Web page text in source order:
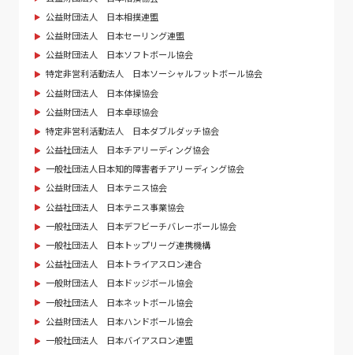
公益財団法人 日本相撲連盟
公益財団法人 日本セーリング連盟
公益財団法人 日本ソフトボール協会
特定非営利活動法人 日本ソーシャルフットボール協会
公益財団法人 日本体操協会
公益財団法人 日本卓球協会
特定非営利活動法人 日本ダブルダッチ協会
公益社団法人 日本チアリーディング協会
一般社団法人日本知的障害者チアリーディング協会
公益財団法人 日本テニス協会
公益社団法人 日本テニス事業協会
一般社団法人 日本デフビーチバレーボール協会
一般社団法人 日本トップリーグ連携機構
公益社団法人 日本トライアスロン連合
一般財団法人 日本ドッジボール協会
一般社団法人 日本ネットボール協会
公益財団法人 日本ハンドボール協会
一般社団法人 日本バイアスロン連盟